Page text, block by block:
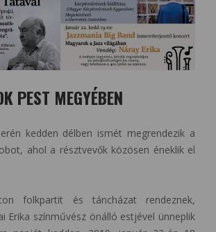
PEST MEGYÉBEN
kedden délben ismét megrendezik a
ahol a résztvevők közösen éneklik el
folkpartit és táncházat rendeznek,
Erika színművész önálló estjével ünneplik